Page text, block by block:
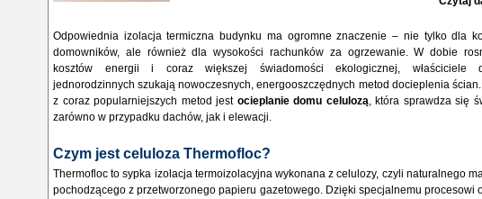
Odpowiednia izolacja termiczna budynku ma ogromne znaczenie – nie tylko dla
domowników, ale również dla wysokości rachunków za ogrzewanie. W dobie
kosztów energii i coraz większej świadomości ekologicznej, właściciele
jednorodzinnych szukają nowoczesnych, energooszczędnych metod docieplenia
z coraz popularniejszych metod jest ocieplanie domu celulozą, która sprawdza się
zarówno w przypadku dachów, jak i elewacji.
Czym jest celuloza Thermofloc?
Thermofloc to sypka izolacja termoizolacyjna wykonana z celulozy, czyli naturalnego
pochodzącego z przetworzonego papieru gazetowego. Dzięki specjalnemu procesowi